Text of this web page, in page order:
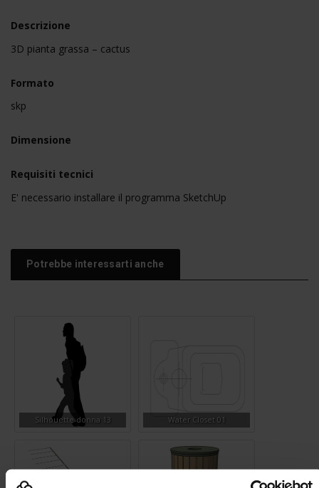
Descrizione
3D pianta grassa – cactus
Formato
skp
Dimensione
Requisiti tecnici
E' necessario installare il programma SketchUp
Potrebbe interessarti anche
Silhouette donna 13 Water Closet 01